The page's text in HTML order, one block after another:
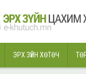
ЭРХ ЗҮЙН ХӨТӨЧ